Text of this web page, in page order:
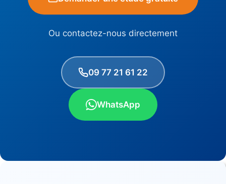
Ou contactez-nous directement
09 77 21 61 22
WhatsApp